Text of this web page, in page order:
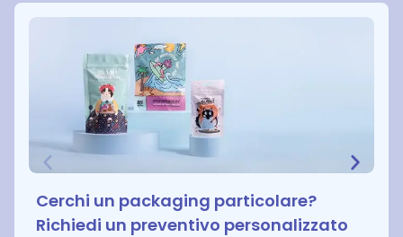
Cerchi un packaging particolare?
Richiedi un preventivo personalizzato